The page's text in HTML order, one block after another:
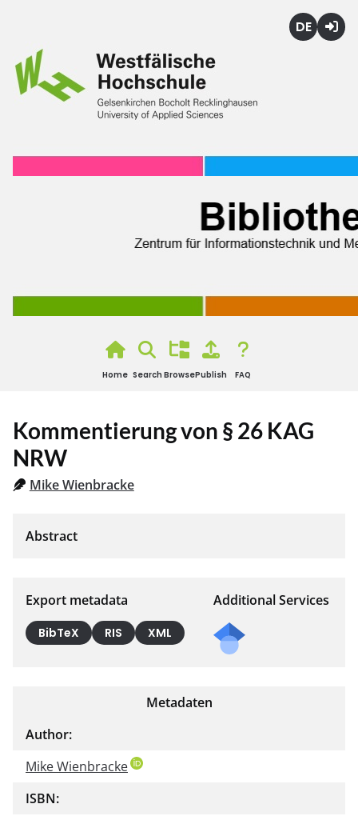
Home Search BrowsePublish FAQ
Kommentierung von § 26 KAG
NRW
Mike Wienbracke
Export metadata
BibTeX RIS XML
Additional Services
Metadaten
Author:
Mike Wienbracke
ISBN: